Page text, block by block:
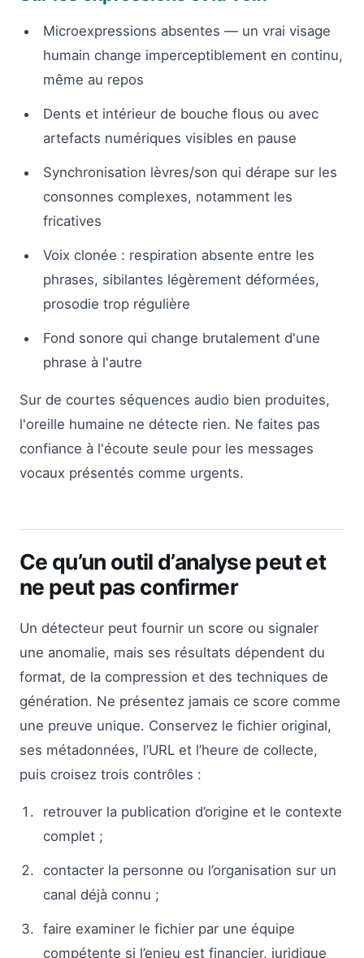
Microexpressions absentes — un vrai visage
humain change imperceptiblement en continu,
même au repos
Dents et intérieur de bouche flous ou avec
artefacts numériques visibles en pause
Synchronisation lèvres/son qui dérape sur les
consonnes complexes, notamment les
fricatives
Voix clonée : respiration absente entre les
phrases, sibilantes légèrement déformées,
prosodie trop régulière
Fond sonore qui change brutalement d'une
phrase à l'autre
Sur de courtes séquences audio bien produites,
l'oreille humaine ne détecte rien. Ne faites pas
confiance à l'écoute seule pour les messages
vocaux présentés comme urgents.
Ce qu’un outil d’analyse peut et
ne peut pas confirmer
Un détecteur peut fournir un score ou signaler
une anomalie, mais ses résultats dépendent du
format, de la compression et des techniques de
génération. Ne présentez jamais ce score comme
une preuve unique. Conservez le fichier original,
ses métadonnées, l’URL et l’heure de collecte,
puis croisez trois contrôles :
retrouver la publication d’origine et le contexte
complet ;
contacter la personne ou l’organisation sur un
canal déjà connu ;
faire examiner le fichier par une équipe
compétente si l’enjeu est financier, juridique